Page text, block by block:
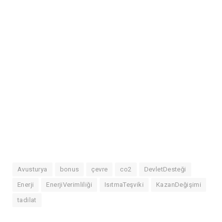
Avusturya bonus çevre co2 DevletDesteği
Enerji EnerjiVerimliliği IsıtmaTeşviki KazanDeğişimi
tadilat